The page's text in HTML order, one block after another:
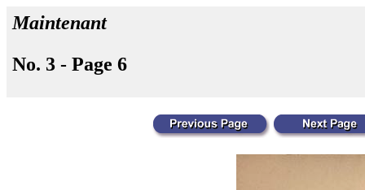
Maintenant
No. 3 - Page 6